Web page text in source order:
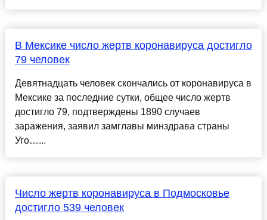
В Мексике число жертв коронавируса достигло
79 человек
Девятнадцать человек скончались от коронавируса в
Мексике за последние сутки, общее число жертв
достигло 79, подтверждены 1890 случаев
заражения, заявил замглавы минздрава страны
Уго…...
Число жертв коронавируса в Подмосковье
достигло 539 человек